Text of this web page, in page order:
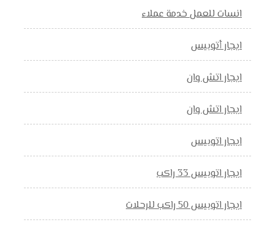
انسات للعمل خدمة عملاء
ايجار أتوبيس
ايجار اتش وان
ايجار اتش وان
ايجار اتوبيس
ايجار اتوبيس 33 راكب
ايجار اتوبيس 50 راكب للرحلات